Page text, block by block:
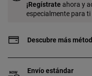
¡Regístrate ahora y
especialmente para ti
Descubre más
Envío estándar